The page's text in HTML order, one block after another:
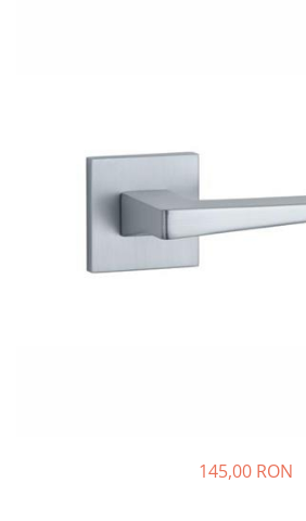
145,00 RON